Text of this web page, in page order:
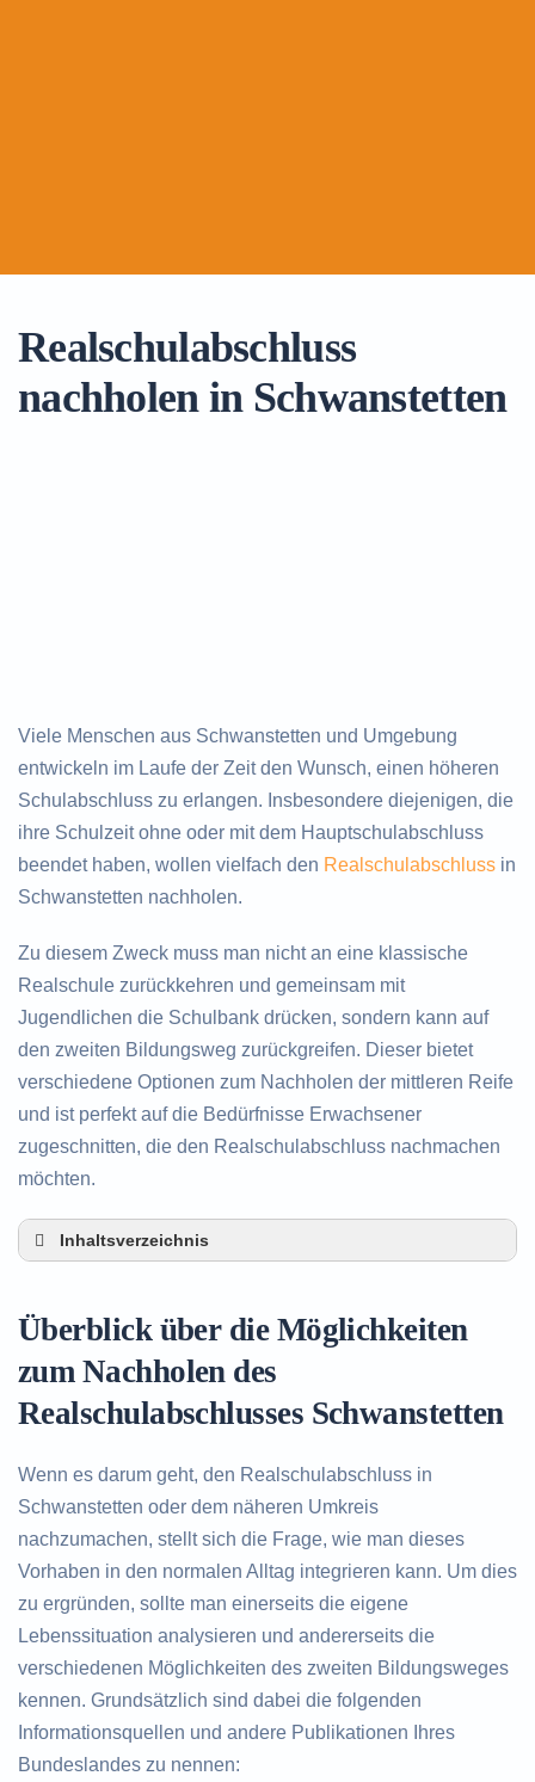
Realschulabschluss
nachholen in Schwanstetten
Viele Menschen aus Schwanstetten und Umgebung
entwickeln im Laufe der Zeit den Wunsch, einen höheren
Schulabschluss zu erlangen. Insbesondere diejenigen, die
ihre Schulzeit ohne oder mit dem Hauptschulabschluss
beendet haben, wollen vielfach den Realschulabschluss in
Schwanstetten nachholen.
Zu diesem Zweck muss man nicht an eine klassische
Realschule zurückkehren und gemeinsam mit
Jugendlichen die Schulbank drücken, sondern kann auf
den zweiten Bildungsweg zurückgreifen. Dieser bietet
verschiedene Optionen zum Nachholen der mittleren Reife
und ist perfekt auf die Bedürfnisse Erwachsener
zugeschnitten, die den Realschulabschluss nachmachen
möchten.
Inhaltsverzeichnis
Alternativen zum nachträglichen Erwerb des
Realschulabschlusses in Schwanstetten
Nachholen des Realschulabschlusses
Überblick über die Möglichkeiten
zum Nachholen des
Realschulabschlusses Schwanstetten
Wenn es darum geht, den Realschulabschluss in
Schwanstetten oder dem näheren Umkreis
nachzumachen, stellt sich die Frage, wie man dieses
Vorhaben in den normalen Alltag integrieren kann. Um dies
zu ergründen, sollte man einerseits die eigene
Lebenssituation analysieren und andererseits die
verschiedenen Möglichkeiten des zweiten Bildungsweges
kennen. Grundsätzlich sind dabei die folgenden
Informationsquellen und andere Publikationen Ihres
Bundeslandes zu nennen: